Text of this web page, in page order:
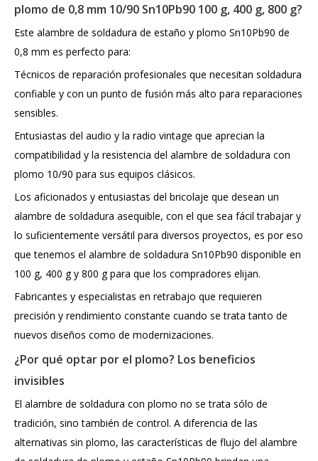
plomo de 0,8 mm 10/90 Sn10Pb90 100 g, 400 g, 800 g?
Este alambre de soldadura de estaño y plomo Sn10Pb90 de
0,8 mm es perfecto para:
Técnicos de reparación profesionales que necesitan soldadura
confiable y con un punto de fusión más alto para reparaciones
sensibles.
Entusiastas del audio y la radio vintage que aprecian la
compatibilidad y la resistencia del alambre de soldadura con
plomo 10/90 para sus equipos clásicos.
Los aficionados y entusiastas del bricolaje que desean un
alambre de soldadura asequible, con el que sea fácil trabajar y
lo suficientemente versátil para diversos proyectos, es por eso
que tenemos el alambre de soldadura Sn10Pb90 disponible en
100 g, 400 g y 800 g para que los compradores elijan.
Fabricantes y especialistas en retrabajo que requieren
precisión y rendimiento constante cuando se trata tanto de
nuevos diseños como de modernizaciones.
¿Por qué optar por el plomo? Los beneficios
invisibles
El alambre de soldadura con plomo no se trata sólo de
tradición, sino también de control. A diferencia de las
alternativas sin plomo, las características de flujo del alambre